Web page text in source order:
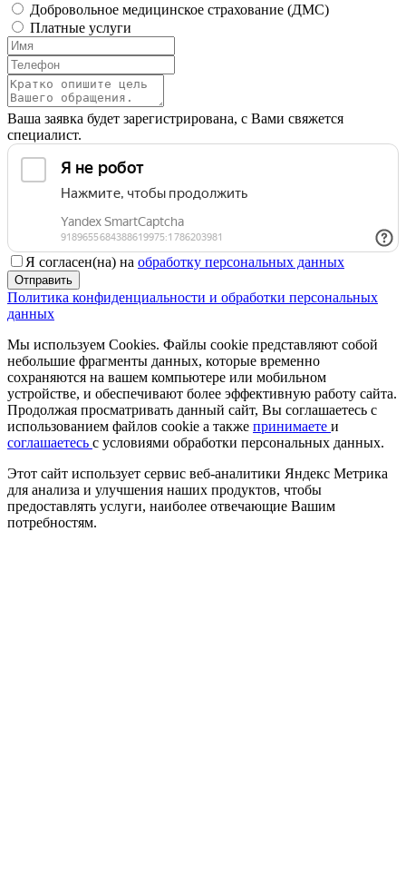
Добровольное медицинское страхование (ДМС)
Платные услуги
Ваша заявка будет зарегистрирована, с Вами свяжется
специалист.
Я согласен(на) на обработку персональных данных
Отправить
Политика конфиденциальности и обработки персональных
данных
Мы используем Cookies. Файлы cookie представляют собой
небольшие фрагменты данных, которые временно
сохраняются на вашем компьютере или мобильном
устройстве, и обеспечивают более эффективную работу сайта.
Продолжая просматривать данный сайт, Вы соглашаетесь с
использованием файлов cookie а также принимаете и
соглашаетесь с условиями обработки персональных данных.
Этот сайт использует сервис веб-аналитики Яндекс Метрика
для анализа и улучшения наших продуктов, чтобы
предоставлять услуги, наиболее отвечающие Вашим
потребностям.